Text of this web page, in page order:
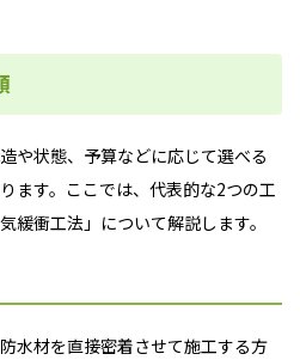
や状態、予算などに応じて選べる
ます。ここでは、代表的な2つの工
緩衝工法」について解説します。
水材を直接密着させて施工する方